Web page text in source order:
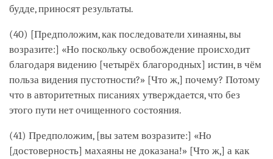
будде, приносят результаты.
(40) [Предположим, как последователи хинаяны, вы
возразите:] «Но поскольку освобождение происходит
благодаря видению [четырёх благородных] истин, в чём
польза видения пустотности?» [Что ж,] почему? Потому
что в авторитетных писаниях утверждается, что без
этого пути нет очищенного состояния.
(41) Предположим, [вы затем возразите:] «Но
[достоверность] махаяны не доказана!» [Что ж,] а как